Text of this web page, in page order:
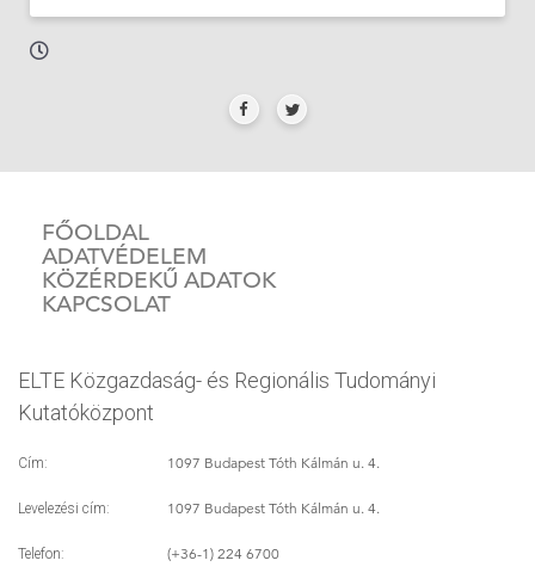
FŐOLDAL
ADATVÉDELEM
KÖZÉRDEKŰ ADATOK
KAPCSOLAT
ELTE Közgazdaság- és Regionális Tudományi
Kutatóközpont
Cím: 1097 Budapest Tóth Kálmán u. 4.
Levelezési cím: 1097 Budapest Tóth Kálmán u. 4.
Telefon: (+36-1) 224 6700